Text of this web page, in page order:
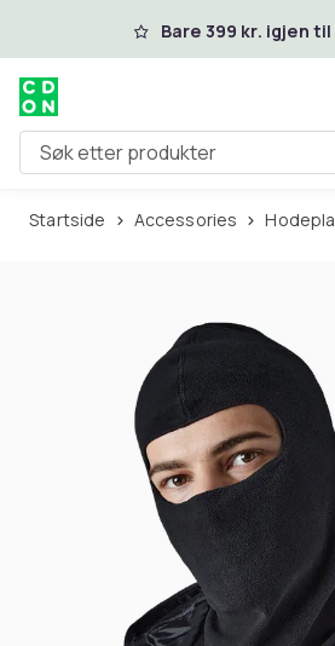
Hopp til hovedinnhold
Bare 399 kr. igjen
Søk etter produkter
Startside Accessories